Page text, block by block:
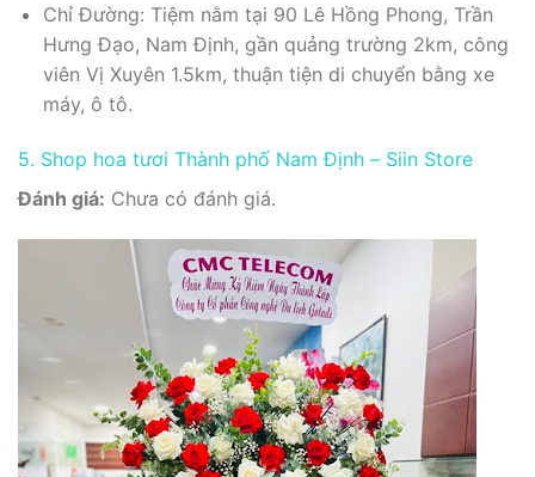
Chỉ Đường: Tiệm nằm tại 90 Lê Hồng Phong, Trần
Hưng Đạo, Nam Định, gần quảng trường 2km, công
viên Vị Xuyên 1.5km, thuận tiện di chuyển bằng xe
máy, ô tô.
5. Shop hoa tươi Thành phố Nam Định – Siin Store
Đánh giá: Chưa có đánh giá.